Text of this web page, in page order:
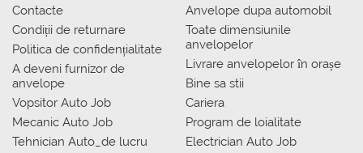
Contacte
Condiții de returnare
Politica de confidențialitate
A deveni furnizor de
anvelope
Vopsitor Auto Job
Mecanic Auto Job
Tehnician Auto_de lucru
Anvelope dupa automobil
Toate dimensiunile
anvelopelor
Livrare anvelopelor în orașe
Bine sa stii
Cariera
Program de loialitate
Electrician Auto Job